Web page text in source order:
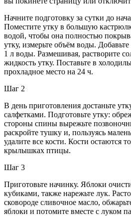
Начните подготовку за сутки до
Поместите утку в большую
водой, чтобы она полностью
утку, измерьте объём воды. Добавьте
1 л воды. Размешивая, растворите
жидкость утку. Поставьте в
прохладное место на 24 ч.
Шаг 2
В день приготовления достаньте
салфетками. Подготовьте утку:
стороны спины вырежьте
раскройте тушку и, пользуясь
удалите все кости. Кости остаются
крылышках птицы.
Шаг 3
Приготовьте начинку. Яблоки
кубиками, также нарежьте лук.
сковороде сливочное масло,
яблоки и потомите вместе с луком